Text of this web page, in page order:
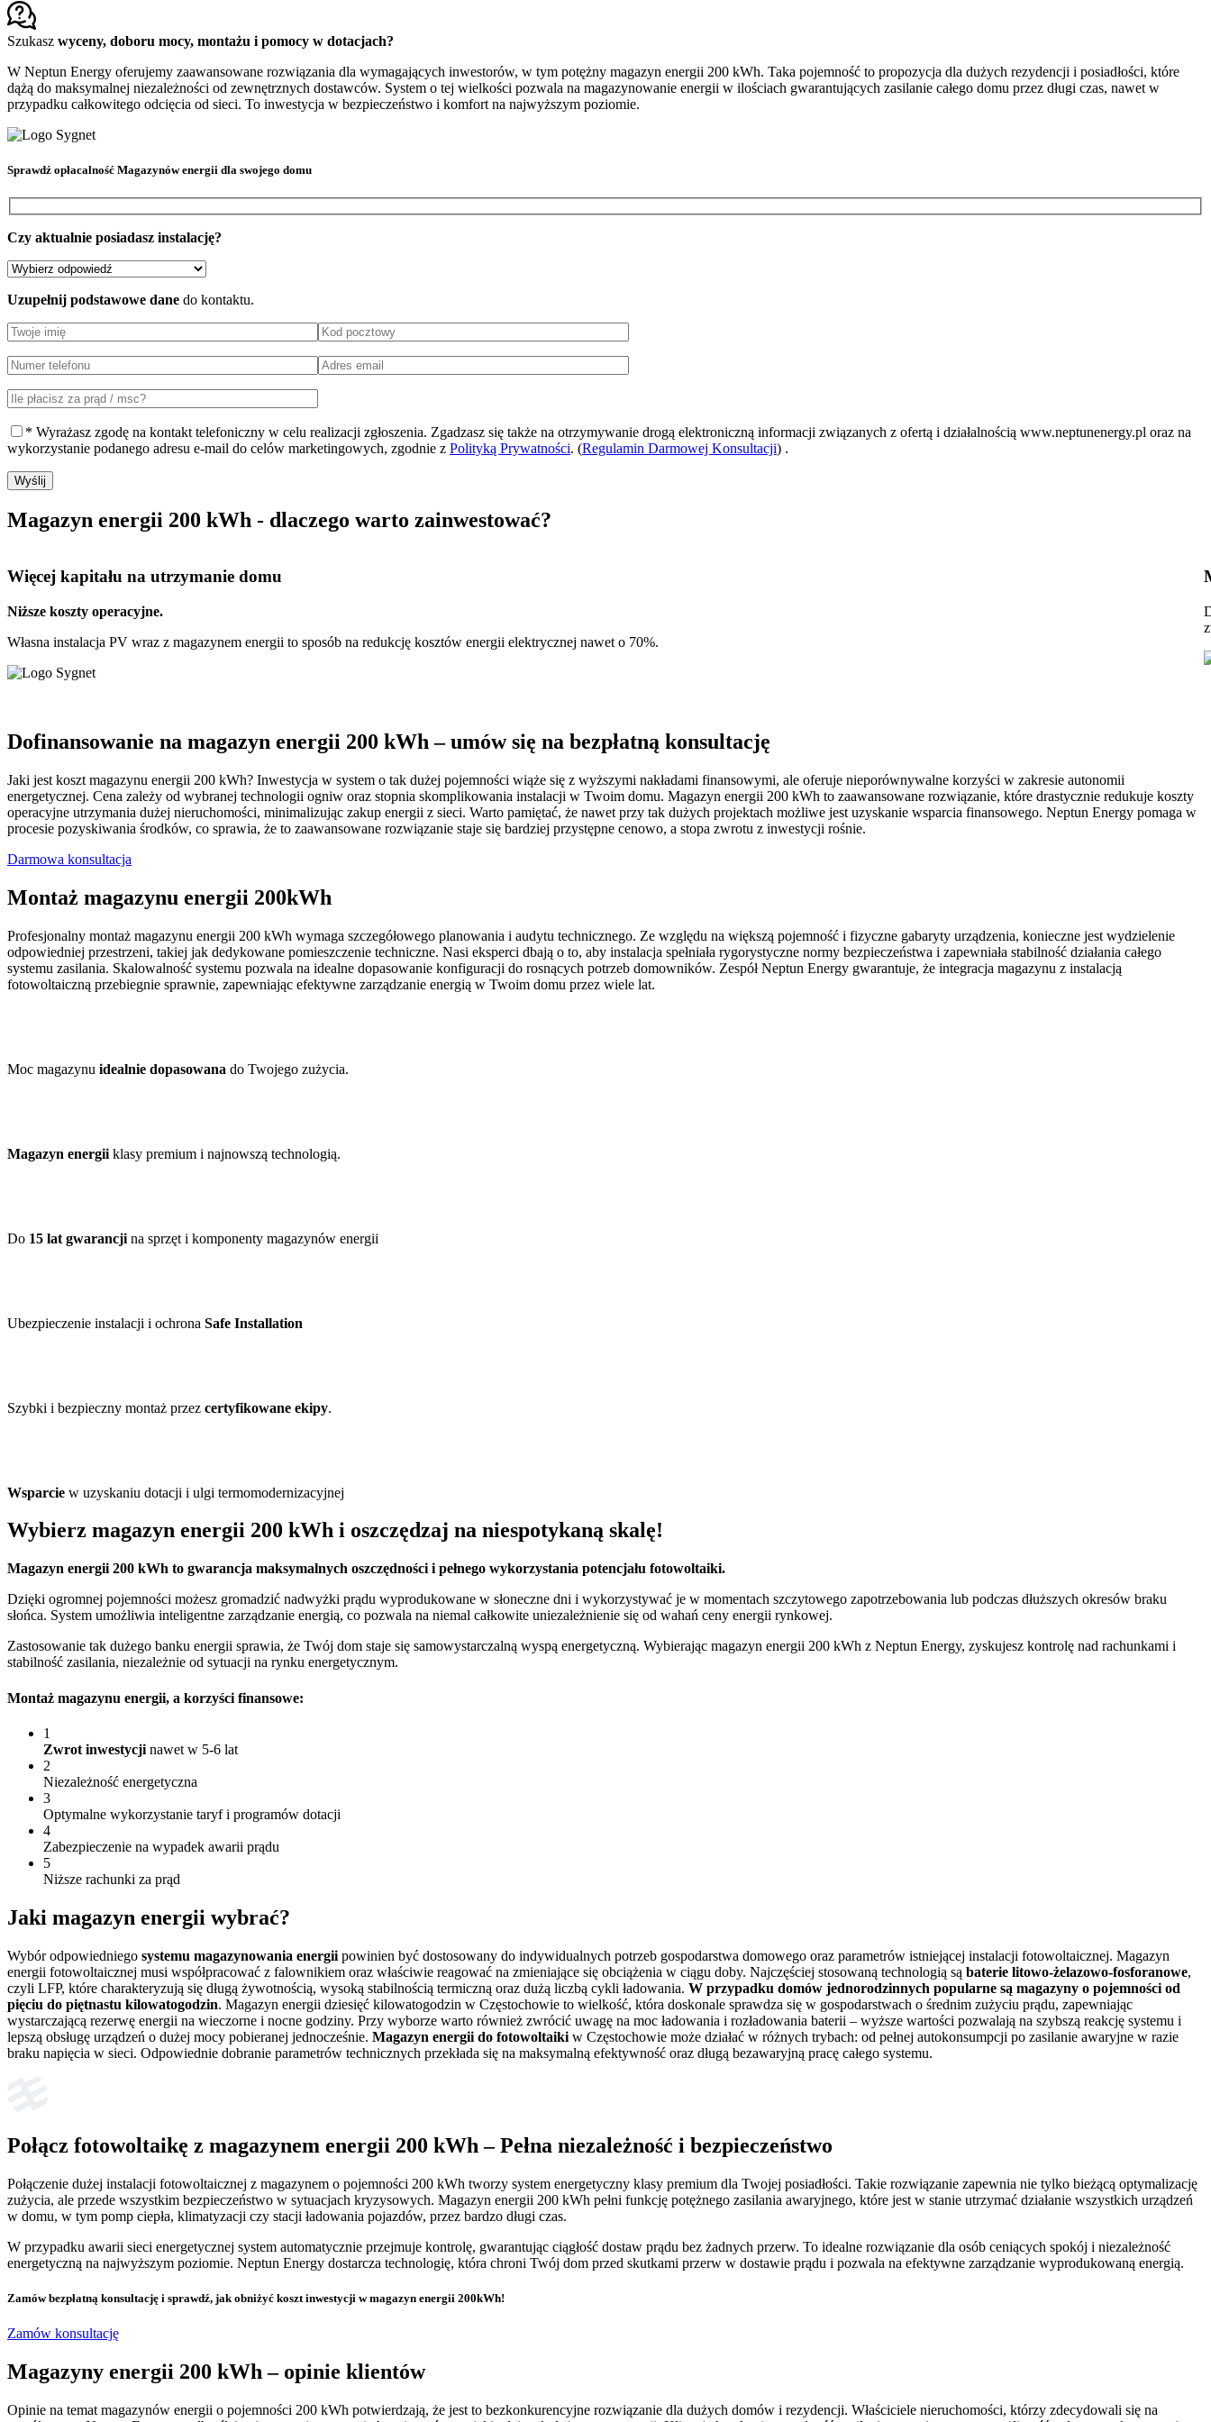
Szukasz wyceny, doboru mocy, montażu i pomocy w dotacjach?
W Neptun Energy oferujemy zaawansowane rozwiązania dla wymagających inwestorów, w tym potężny magazyn energii 200 kWh. Taka pojemność to propozycja dla dużych rezydencji i posiadłości, które
dążą do maksymalnej niezależności od zewnętrznych dostawców. System o tej wielkości pozwala na magazynowanie energii w ilościach gwarantujących zasilanie całego domu przez długi czas, nawet w
przypadku całkowitego odcięcia od sieci. To inwestycja w bezpieczeństwo i komfort na najwyższym poziomie.
Sprawdź opłacalność Magazynów energii dla swojego domu
Czy aktualnie posiadasz instalację?
Uzupełnij podstawowe dane do kontaktu.
* Wyrażasz zgodę na kontakt telefoniczny w celu realizacji zgłoszenia. Zgadzasz się także na otrzymywanie drogą elektroniczną informacji związanych z ofertą i działalnością www.neptunenergy.pl oraz na
wykorzystanie podanego adresu e-mail do celów marketingowych, zgodnie z Polityką Prywatności. (Regulamin Darmowej Konsultacji) .
Wyślij
Magazyn energii 200 kWh - dlaczego warto zainwestować?
Więcej kapitału na utrzymanie domu
Niższe koszty operacyjne.
Własna instalacja PV wraz z magazynem energii to sposób na redukcję kosztów energii elektrycznej nawet o 70%.
Dofinansowanie na magazyn energii 200 kWh – umów się na bezpłatną konsultację
Jaki jest koszt magazynu energii 200 kWh? Inwestycja w system o tak dużej pojemności wiąże się z wyższymi nakładami finansowymi, ale oferuje nieporównywalne korzyści w zakresie autonomii
energetycznej. Cena zależy od wybranej technologii ogniw oraz stopnia skomplikowania instalacji w Twoim domu. Magazyn energii 200 kWh to zaawansowane rozwiązanie, które drastycznie redukuje koszty
operacyjne utrzymania dużej nieruchomości, minimalizując zakup energii z sieci. Warto pamiętać, że nawet przy tak dużych projektach możliwe jest uzyskanie wsparcia finansowego. Neptun Energy pomaga w
procesie pozyskiwania środków, co sprawia, że to zaawansowane rozwiązanie staje się bardziej przystępne cenowo, a stopa zwrotu z inwestycji rośnie.
Darmowa konsultacja
Montaż magazynu energii 200kWh
Profesjonalny montaż magazynu energii 200 kWh wymaga szczegółowego planowania i audytu technicznego. Ze względu na większą pojemność i fizyczne gabaryty urządzenia, konieczne jest wydzielenie
odpowiedniej przestrzeni, takiej jak dedykowane pomieszczenie techniczne. Nasi eksperci dbają o to, aby instalacja spełniała rygorystyczne normy bezpieczeństwa i zapewniała stabilność działania całego
systemu zasilania. Skalowalność systemu pozwala na idealne dopasowanie konfiguracji do rosnących potrzeb domowników. Zespół Neptun Energy gwarantuje, że integracja magazynu z instalacją
fotowoltaiczną przebiegnie sprawnie, zapewniając efektywne zarządzanie energią w Twoim domu przez wiele lat.
Moc magazynu idealnie dopasowana do Twojego zużycia.
Magazyn energii klasy premium i najnowszą technologią.
Do 15 lat gwarancji na sprzęt i komponenty magazynów energii
Ubezpieczenie instalacji i ochrona Safe Installation
Szybki i bezpieczny montaż przez certyfikowane ekipy.
Wsparcie w uzyskaniu dotacji i ulgi termomodernizacyjnej
Wybierz magazyn energii 200 kWh i oszczędzaj na niespotykaną skalę!
Magazyn energii 200 kWh to gwarancja maksymalnych oszczędności i pełnego wykorzystania potencjału fotowoltaiki.
Dzięki ogromnej pojemności możesz gromadzić nadwyżki prądu wyprodukowane w słoneczne dni i wykorzystywać je w momentach szczytowego zapotrzebowania lub podczas dłuższych okresów braku
słońca. System umożliwia inteligentne zarządzanie energią, co pozwala na niemal całkowite uniezależnienie się od wahań ceny energii rynkowej.
Zastosowanie tak dużego banku energii sprawia, że Twój dom staje się samowystarczalną wyspą energetyczną. Wybierając magazyn energii 200 kWh z Neptun Energy, zyskujesz kontrolę nad rachunkami i
stabilność zasilania, niezależnie od sytuacji na rynku energetycznym.
Montaż magazynu energii, a korzyści finansowe:
1
Zwrot inwestycji nawet w 5-6 lat
2
Niezależność energetyczna
3
Optymalne wykorzystanie taryf i programów dotacji
4
Zabezpieczenie na wypadek awarii prądu
5
Niższe rachunki za prąd
Jaki magazyn energii wybrać?
Wybór odpowiedniego systemu magazynowania energii powinien być dostosowany do indywidualnych potrzeb gospodarstwa domowego oraz parametrów istniejącej instalacji fotowoltaicznej. Magazyn
energii fotowoltaicznej musi współpracować z falownikiem oraz właściwie reagować na zmieniające się obciążenia w ciągu doby. Najczęściej stosowaną technologią są baterie litowo-żelazowo-fosforanowe,
czyli LFP, które charakteryzują się długą żywotnością, wysoką stabilnością termiczną oraz dużą liczbą cykli ładowania. W przypadku domów jednorodzinnych popularne są magazyny o pojemności od
pięciu do piętnastu kilowatogodzin. Magazyn energii dziesięć kilowatogodzin w Częstochowie to wielkość, która doskonale sprawdza się w gospodarstwach o średnim zużyciu prądu, zapewniając
wystarczającą rezerwę energii na wieczorne i nocne godziny. Przy wyborze warto również zwrócić uwagę na moc ładowania i rozładowania baterii – wyższe wartości pozwalają na szybszą reakcję systemu i
lepszą obsługę urządzeń o dużej mocy pobieranej jednocześnie. Magazyn energii do fotowoltaiki w Częstochowie może działać w różnych trybach: od pełnej autokonsumpcji po zasilanie awaryjne w razie
braku napięcia w sieci. Odpowiednie dobranie parametrów technicznych przekłada się na maksymalną efektywność oraz długą bezawaryjną pracę całego systemu.
Połącz fotowoltaikę z magazynem energii 200 kWh – Pełna niezależność i bezpieczeństwo
Połączenie dużej instalacji fotowoltaicznej z magazynem o pojemności 200 kWh tworzy system energetyczny klasy premium dla Twojej posiadłości. Takie rozwiązanie zapewnia nie tylko bieżącą optymalizację
zużycia, ale przede wszystkim bezpieczeństwo w sytuacjach kryzysowych. Magazyn energii 200 kWh pełni funkcję potężnego zasilania awaryjnego, które jest w stanie utrzymać działanie wszystkich urządzeń
w domu, w tym pomp ciepła, klimatyzacji czy stacji ładowania pojazdów, przez bardzo długi czas.
W przypadku awarii sieci energetycznej system automatycznie przejmuje kontrolę, gwarantując ciągłość dostaw prądu bez żadnych przerw. To idealne rozwiązanie dla osób ceniących spokój i niezależność
energetyczną na najwyższym poziomie. Neptun Energy dostarcza technologię, która chroni Twój dom przed skutkami przerw w dostawie prądu i pozwala na efektywne zarządzanie wyprodukowaną energią.
Zamów bezpłatną konsultację i sprawdź, jak obniżyć koszt inwestycji w magazyn energii 200kWh!
Zamów konsultację
Magazyny energii 200 kWh – opinie klientów
Opinie na temat magazynów energii o pojemności 200 kWh potwierdzają, że jest to bezkonkurencyjne rozwiązanie dla dużych domów i rezydencji. Właściciele nieruchomości, którzy zdecydowali się na